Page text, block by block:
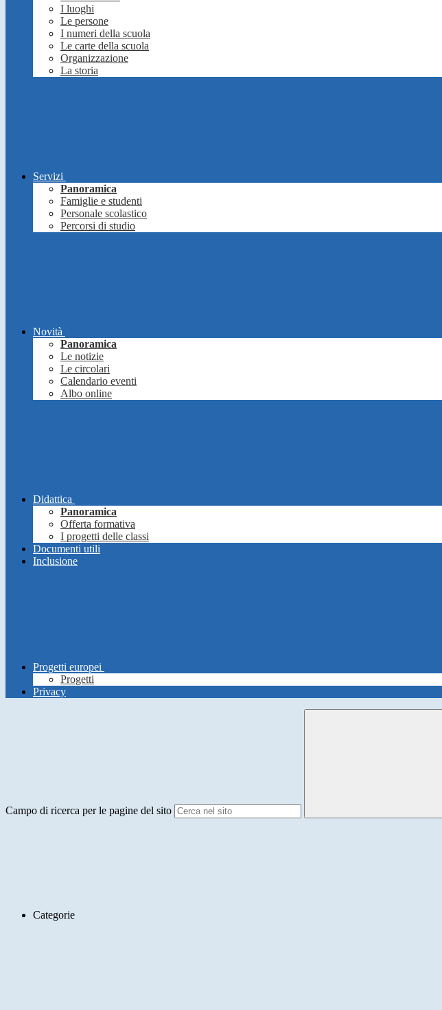
I luoghi
Le persone
I numeri della scuola
Le carte della scuola
Organizzazione
La storia
Servizi
Panoramica
Famiglie e studenti
Personale scolastico
Percorsi di studio
Novità
Panoramica
Le notizie
Le circolari
Calendario eventi
Albo online
Didattica
Panoramica
Offerta formativa
I progetti delle classi
Documenti utili
Inclusione
Progetti europei
Progetti
Privacy
Campo di ricerca per le pagine del sito
Categorie